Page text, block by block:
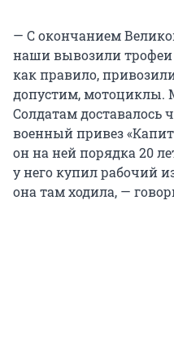
— С окончанием
наши вывозили трофеи
как правило,
допустим, мотоциклы.
Солдатам
военный привез
он на ней порядка 20
у него купил рабочий
она там ходила, —